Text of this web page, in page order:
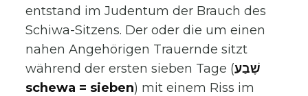
entstand im Judentum der Brauch des
Schiwa-Sitzens. Der oder die um einen
nahen Angehörigen Trauernde sitzt
während der ersten sieben Tage (שֶׁבַע
schewa = sieben) mit einem Riss im